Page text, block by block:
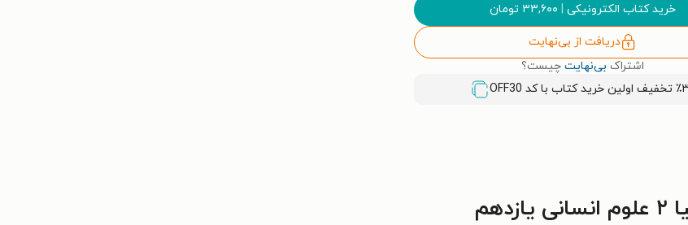
خرید کتاب الکترونیکی ۳۳,۶۰۰ تومان
دریافت از بی‌نهایت
اشتراک بی‌نهایت چیست؟
خرید کتاب با کد
OFF30